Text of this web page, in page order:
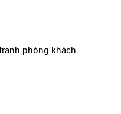
phòng khách